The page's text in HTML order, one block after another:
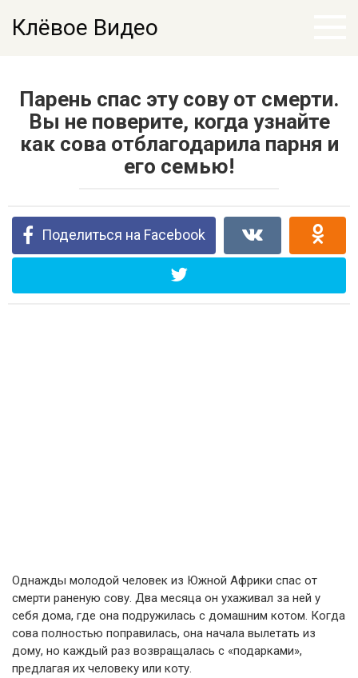
Клёвое Видео
Парень спас эту сову от смерти.
Вы не поверите, когда узнайте
как сова отблагодарила парня и
его семью!
Поделиться на Facebook
Однажды молодой человек из Южной Африки спас от
смерти раненую сову. Два месяца он ухаживал за ней у
себя дома, где она подружилась с домашним котом. Когда
сова полностью поправилась, она начала вылетать из
дому, но каждый раз возвращалась с «подарками»,
предлагая их человеку или коту.